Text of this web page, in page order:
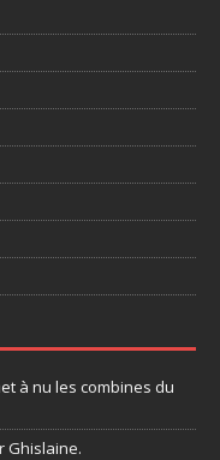
à nu les combines du
Ghislaine.